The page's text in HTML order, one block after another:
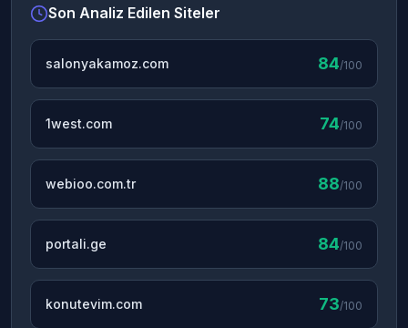
Son Analiz Edilen Siteler
salonyakamoz.com 84/100
1west.com 74/100
webioo.com.tr 88/100
portali.ge 84/100
konutevim.com 73/100